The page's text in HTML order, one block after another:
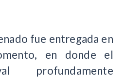
fue entregada en
en donde el
profundamente